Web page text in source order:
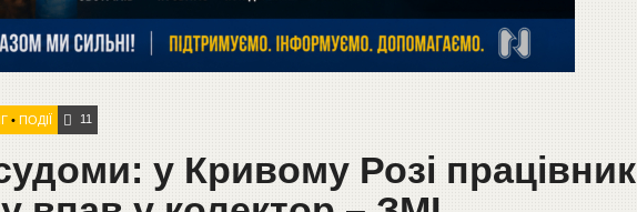
• ПОДІЇ 11
у Кривому Розі працівник